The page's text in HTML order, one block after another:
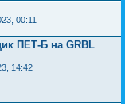
00:11
ПЕТ-Б на GRBL
14:42